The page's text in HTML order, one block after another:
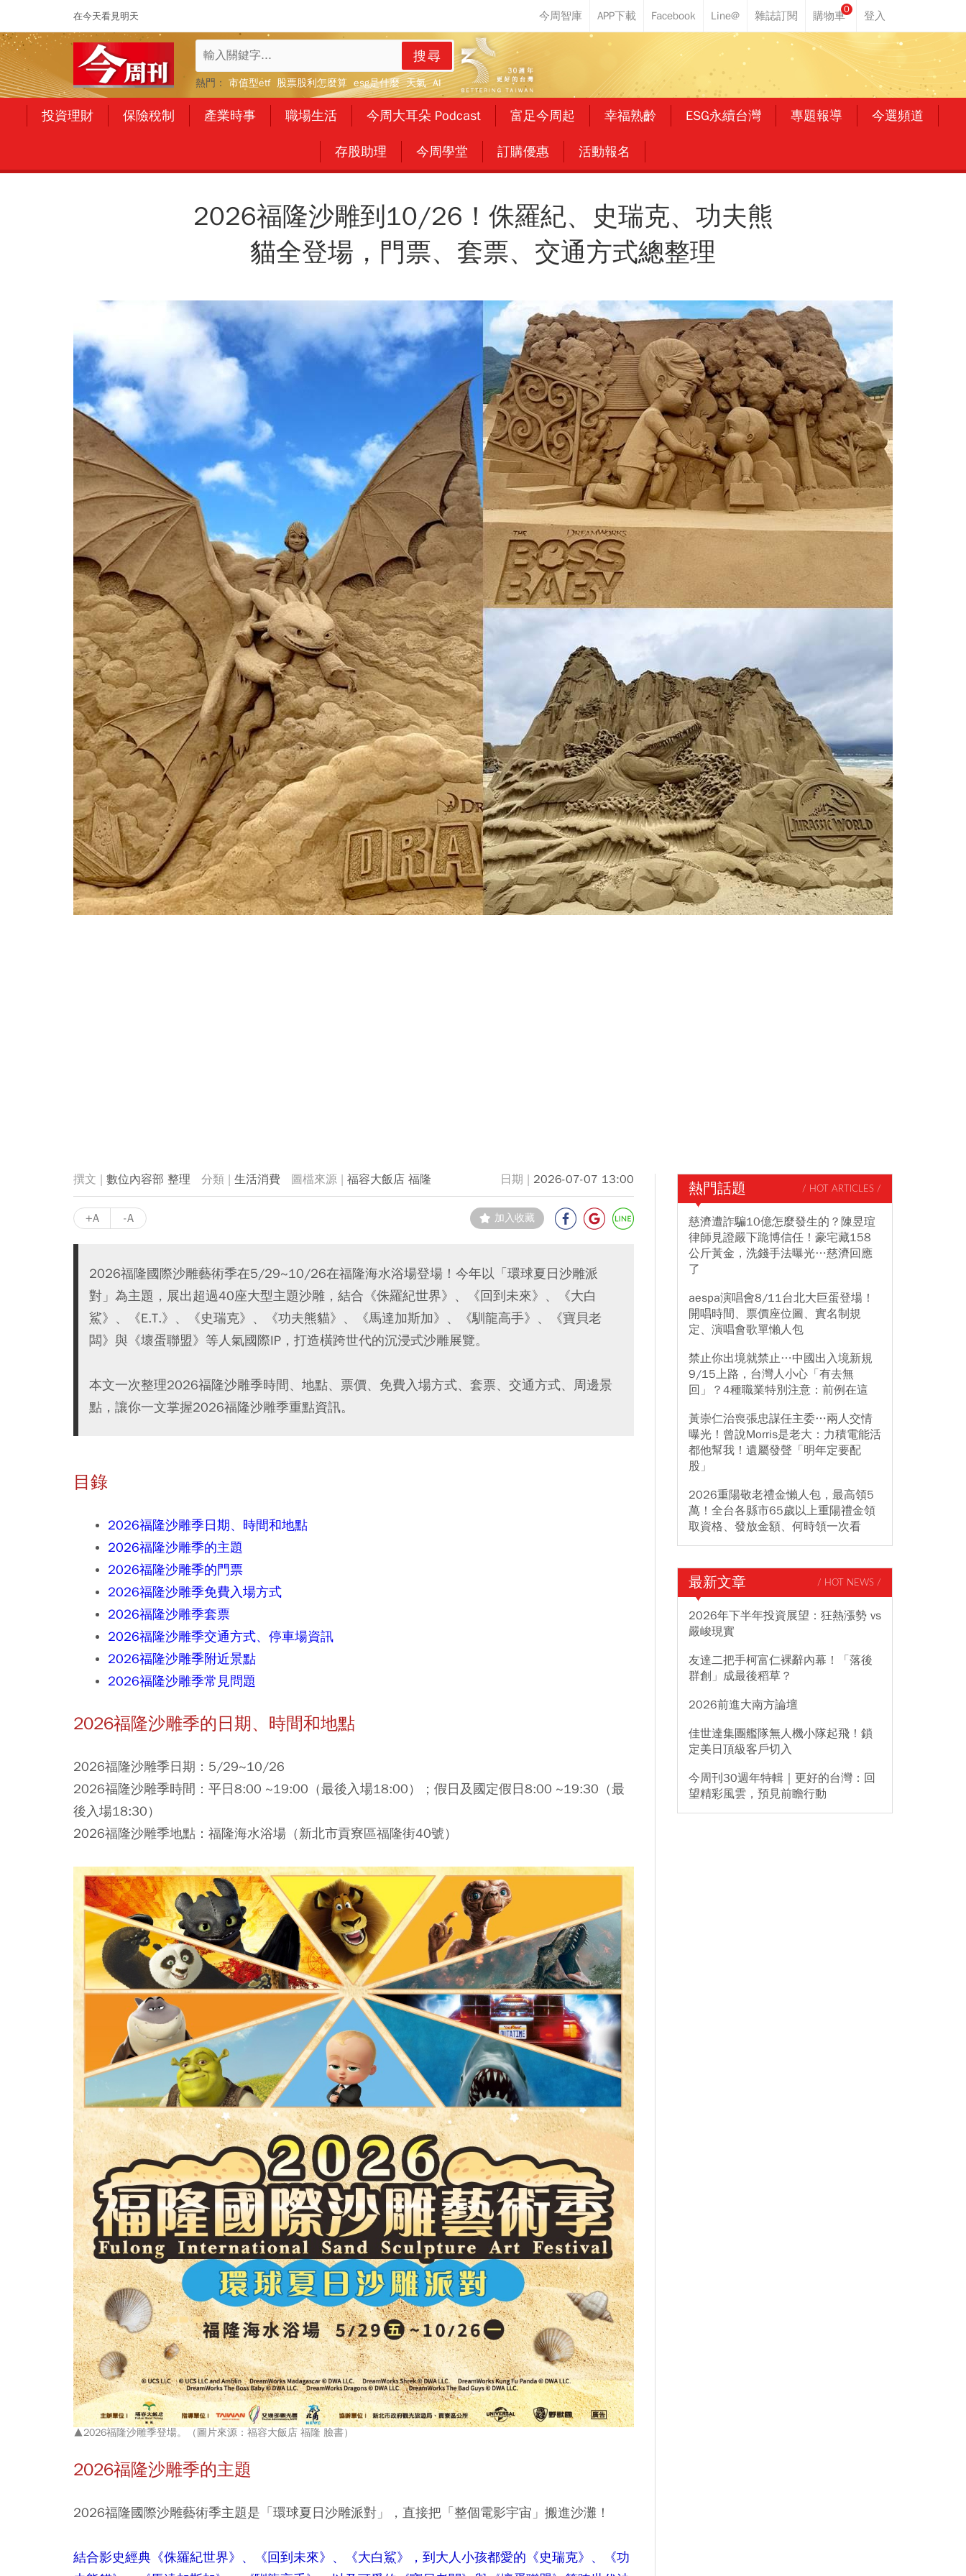
在今天看見明天
0
搜尋
熱門： 市值型etf 股票股利怎麼算 esg是什麼 天氣 AI
投資理財 保險稅制 產業時事 職場生活 今周大耳朵 Podcast 富足今周起 幸福熟齡 ESG永續台灣 專題報導 今選頻道
存股助理 今周學堂 訂購優惠 活動報名
2026福隆沙雕到10/26！侏羅紀、史瑞克、功夫熊
貓全登場，門票、套票、交通方式總整理
數位內容部 整理 生活消費 福容大飯店 福隆 2026-07-07 13:00
+A -A 加入收藏
2026福隆國際沙雕藝術季在5/29~10/26在福隆海水浴場登場！今年以「環球夏日沙雕派
對」為主題，展出超過40座大型主題沙雕，結合《侏羅紀世界》、《回到未來》、《大白
鯊》、《E.T.》、《史瑞克》、《功夫熊貓》、《馬達加斯加》、《馴龍高手》、《寶貝老
闆》與《壞蛋聯盟》等人氣國際IP，打造橫跨世代的沉浸式沙雕展覽。
本文一次整理2026福隆沙雕季時間、地點、票價、免費入場方式、套票、交通方式、周邊景
點，讓你一文掌握2026福隆沙雕季重點資訊。
目錄
2026福隆沙雕季日期、時間和地點
2026福隆沙雕季的主題
2026福隆沙雕季的門票
2026福隆沙雕季免費入場方式
2026福隆沙雕季套票
2026福隆沙雕季交通方式、停車場資訊
2026福隆沙雕季附近景點
2026福隆沙雕季常見問題
2026福隆沙雕季的日期、時間和地點
2026福隆沙雕季日期： 5/29~10/26
2026福隆沙雕季時間： 平日8:00 ~19:00（最後入場18:00）；假日及國定假日8:00 ~19:30（最
後入場18:30）
2026福隆沙雕季地點： 福隆海水浴場（新北市貢寮區福隆街40號）
▲2026福隆沙雕季登場。（圖片來源：福容大飯店 福隆 臉書）
2026福隆沙雕季的主題
2026福隆國際沙雕藝術季主題是「環球夏日沙雕派對」，直接把「整個電影宇宙」搬進沙灘！
結合影史經典《侏羅紀世界》、《回到未來》、《大白鯊》，到大人小孩都愛的《史瑞克》、《功
熱門話題 / HOT ARTICLES /
慈濟遭詐騙10億怎麼發生的？陳昱瑄
律師見證嚴下跪博信任！豪宅藏158
公斤黃金，洗錢手法曝光…慈濟回應
了
aespa演唱會8/11台北大巨蛋登場！
開唱時間、票價座位圖、實名制規
定、演唱會歌單懶人包
禁止你出境就禁止…中國出入境新規
9/15上路，台灣人小心「有去無
回」？4種職業特別注意：前例在這
黃崇仁治喪張忠謀任主委…兩人交情
曝光！曾說Morris是老大：力積電能活
都他幫我！遺屬發聲「明年定要配
股」
2026重陽敬老禮金懶人包，最高領5
萬！全台各縣市65歲以上重陽禮金領
取資格、發放金額、何時領一次看
最新文章 / HOT NEWS /
2026年下半年投資展望：狂熱漲勢 vs
嚴峻現實
友達二把手柯富仁裸辭內幕！「落後
群創」成最後稻草？
2026前進大南方論壇
佳世達集團艦隊無人機小隊起飛！鎖
定美日頂級客戶切入
今周刊30週年特輯｜更好的台灣：回
望精彩風雲，預見前瞻行動